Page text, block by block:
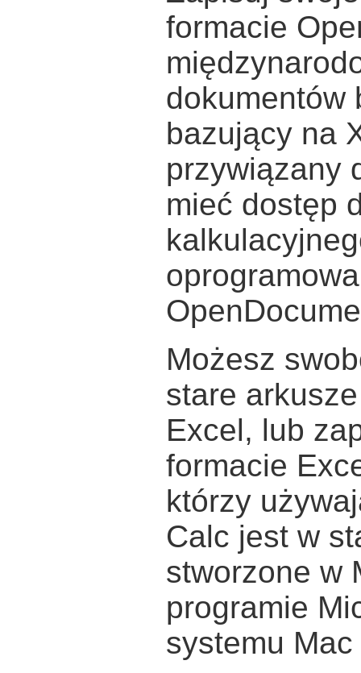
formacie
dokumentów
bazujący na
przywiązany
mieć dostęp
Możesz
stare
Excel, lub
formacie
którzy
Calc jest w
stworzone w
programie
systemu